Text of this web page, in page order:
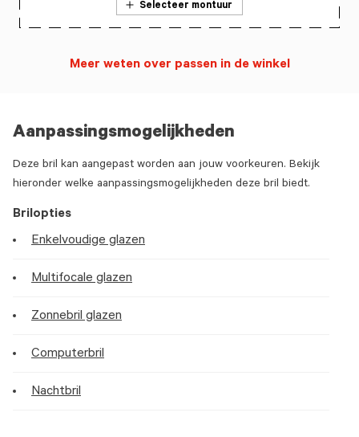
Aanpassingsmogelijkheden
Deze bril kan aangepast worden aan jouw voorkeuren. Bekijk
hieronder welke aanpassingsmogelijkheden deze bril biedt.
Brilopties
Enkelvoudige glazen
Multifocale glazen
Zonnebril glazen
Computerbril
Nachtbril
Selecteer montuur
Meer weten over passen in de winkel